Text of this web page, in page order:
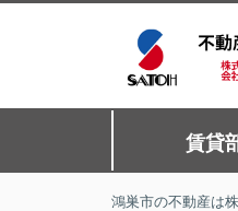
賃貸
鴻巣市の不動産は